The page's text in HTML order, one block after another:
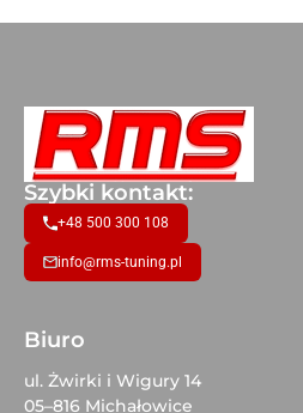
Szybki kontakt:
+48 500 300 108
info@rms-tuning.pl
Biuro
ul. Żwirki i Wigury 14
05–816 Michałowice